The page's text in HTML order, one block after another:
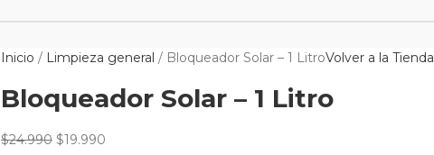
Inicio Limpieza general Bloqueador Solar – 1 LitroVolver a la Tienda
Bloqueador Solar – 1 Litro
$24.990 $19.990